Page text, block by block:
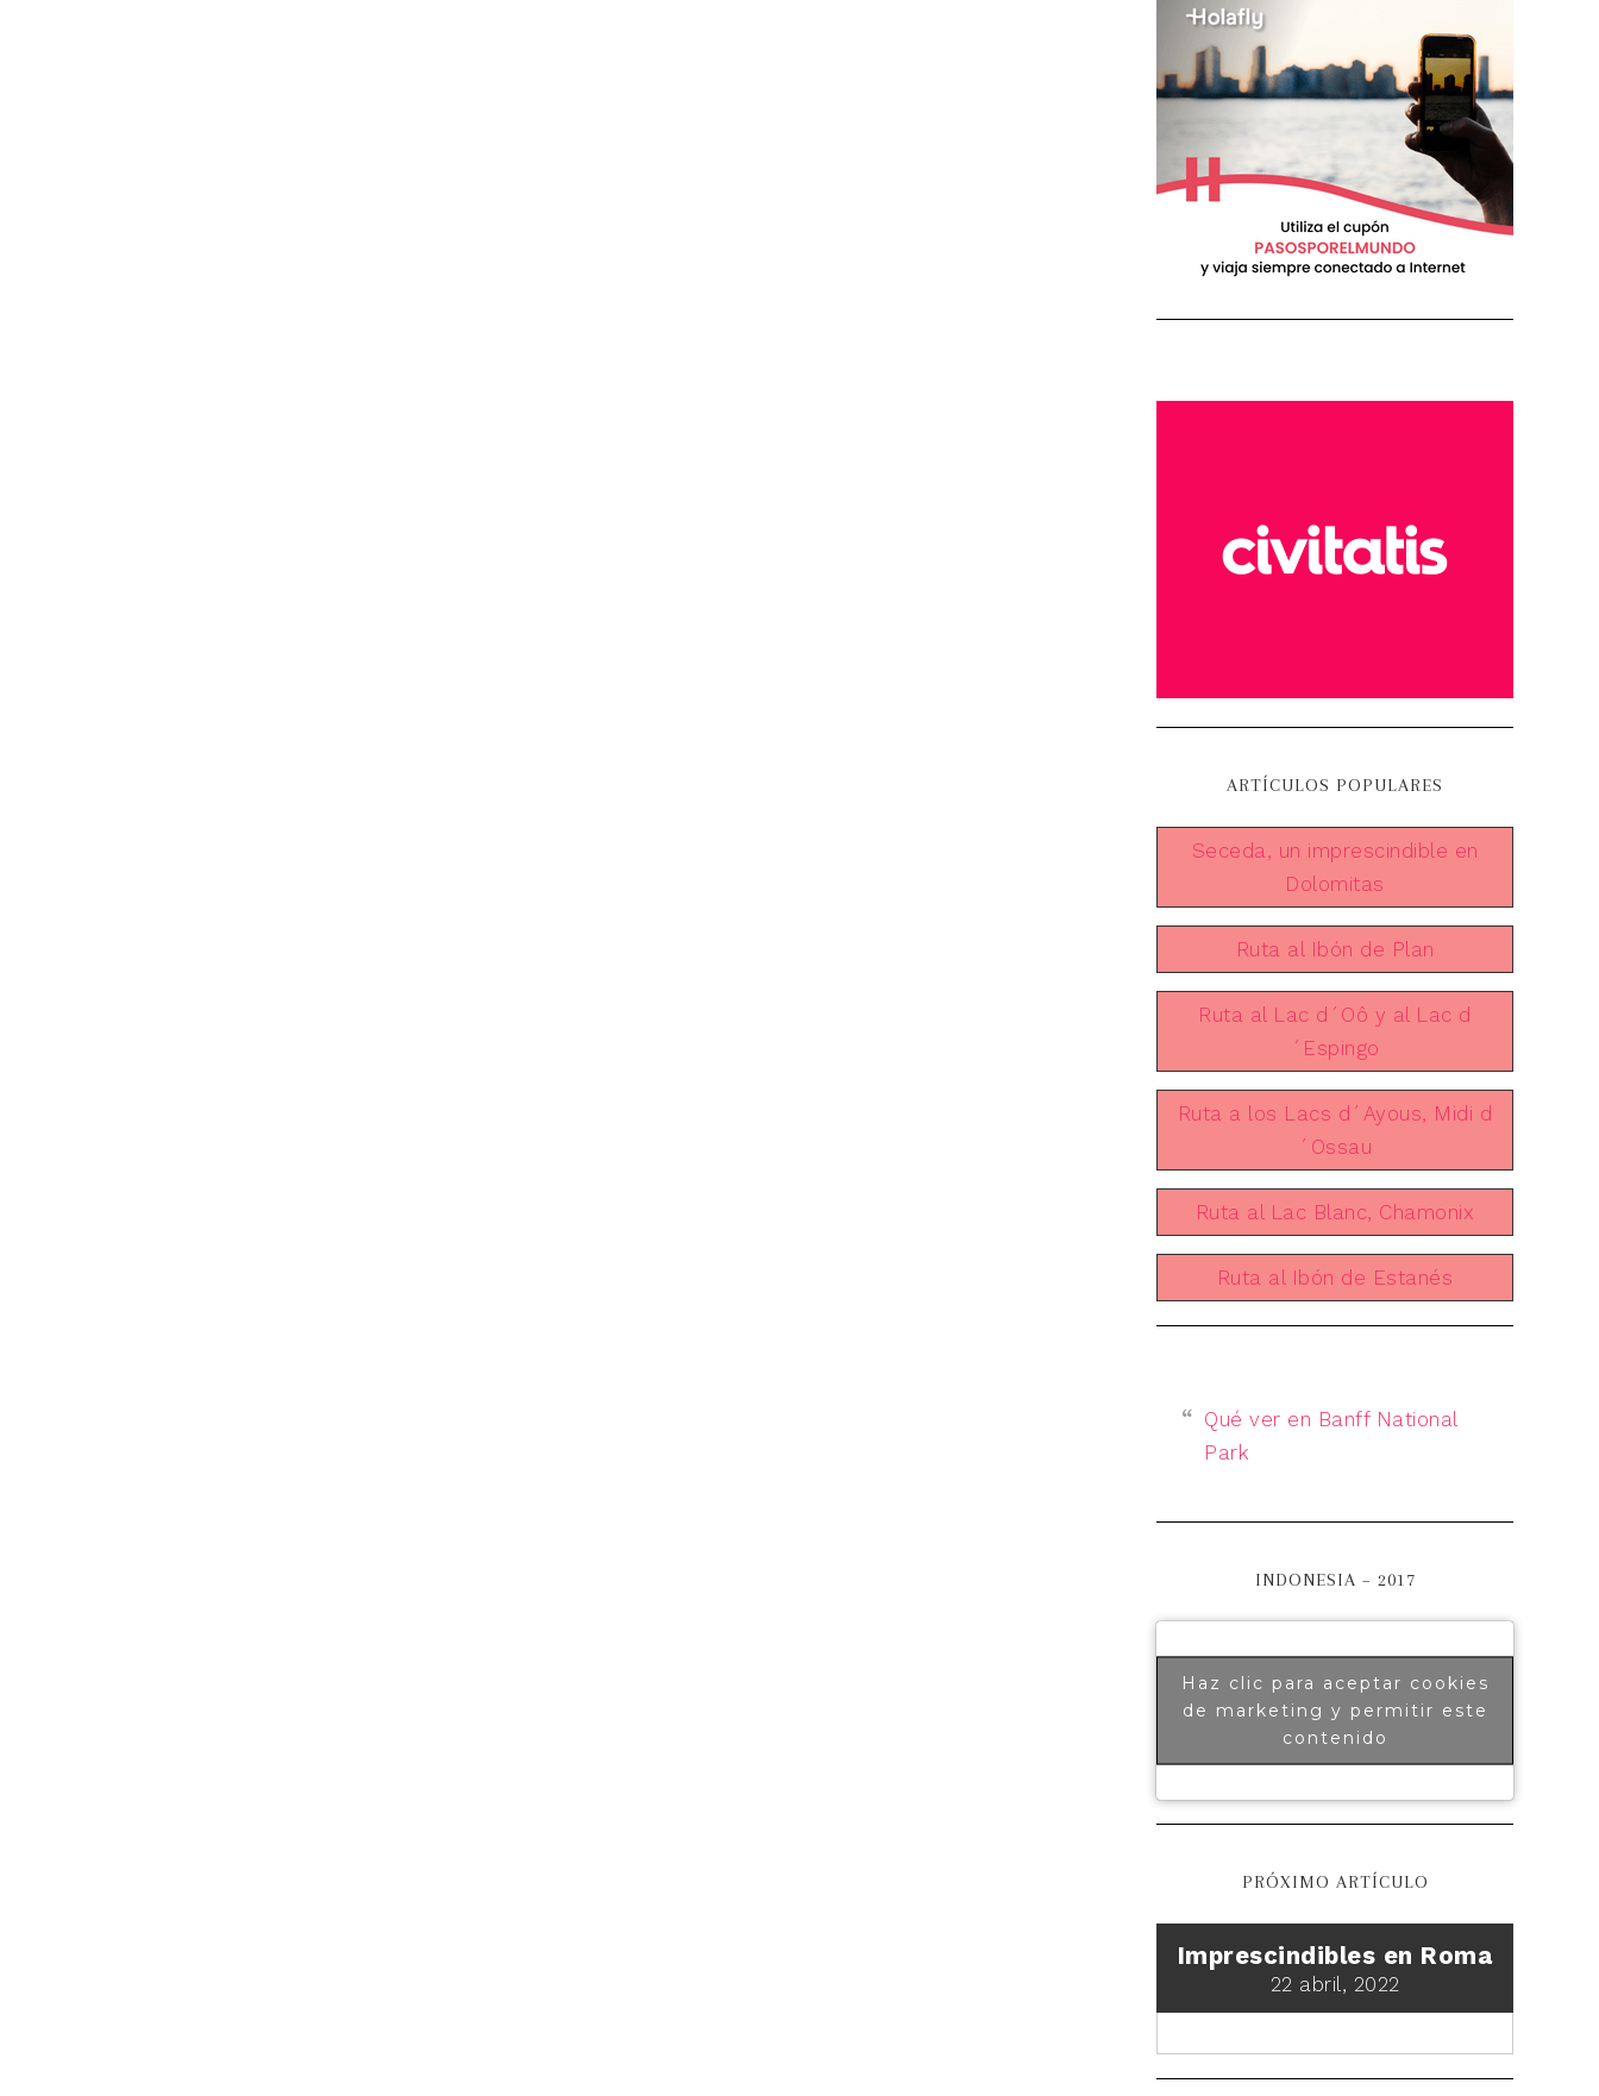
ARTÍCULOS POPULARES
Seceda, un imprescindible en
Dolomitas
Ruta al Ibón de Plan
Ruta al Lac d´Oô y al Lac d
´Espingo
Ruta a los Lacs d´Ayous, Midi d
´Ossau
Ruta al Lac Blanc, Chamonix
Ruta al Ibón de Estanés
Qué ver en Banff National
Park
INDONESIA – 2017
Haz clic para aceptar cookies
de marketing y permitir este
contenido
PRÓXIMO ARTÍCULO
Imprescindibles en Roma
22 abril, 2022